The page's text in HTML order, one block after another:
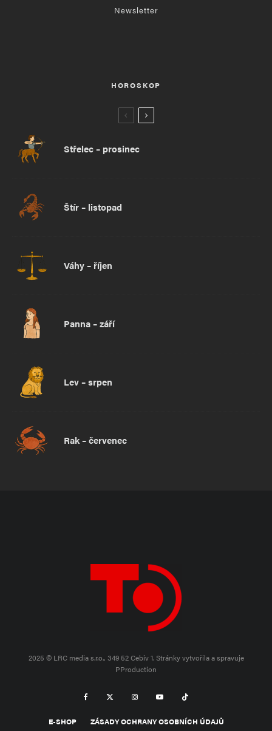
Newsletter
HOROSKOP
Střelec – prosinec
Štír – listopad
Váhy – říjen
Panna – září
Lev – srpen
Rak – červenec
2025 © LRC media s.r.o., 349 52 Cebiv 1.Stránky vytvořila a spravuje
PProduction
E-SHOP ZÁSADY OCHRANY OSOBNÍCH ÚDAJŮ